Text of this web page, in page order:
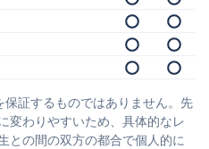
証するものではありません。先
変わりやすいため、具体的なレ
との間の双方の都合で個人的に